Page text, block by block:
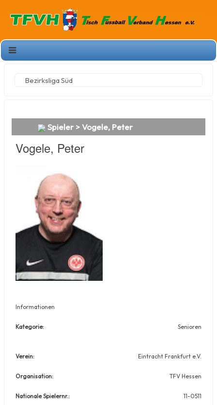
Bezirksliga Süd
Spieler > Vogele, Peter
Vogele, Peter
Informationen
Kategorie: Senioren
Verein: Eintracht Frankfurt e.V.
Organisation: TFV Hessen
Nationale Spielernr.: 11-0511